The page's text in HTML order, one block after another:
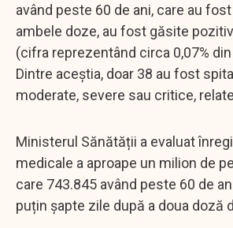
având peste 60 de ani, care au
ambele doze, au fost găsite
(cifra reprezentând circa 0,07%
Dintre aceștia, doar 38 au fost
moderate, severe sau critice,
Ministerul Sănătății a evaluat
medicale a aproape un milion de
care 743.845 având peste 60 de
puțin șapte zile după a doua doză